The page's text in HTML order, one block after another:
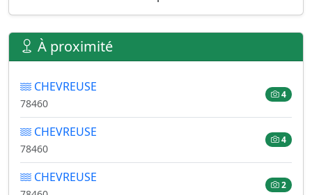
À proximité
CHEVREUSE
78460
4
CHEVREUSE
78460
4
CHEVREUSE
2